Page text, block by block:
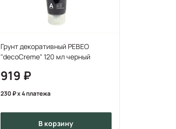
Грунт декоративный PEBEO
"decoCreme" 120 мл черный
919
230 x 4 платежа
в корзину